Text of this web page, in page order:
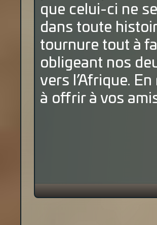
que celui-ci ne
dans toute
tournure tout à
obligeant nos
vers l’Afrique.
à offrir à vos